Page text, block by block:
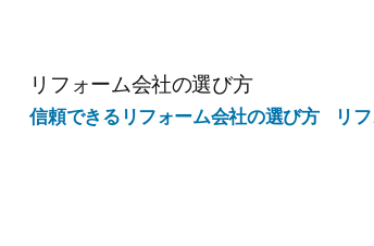
リフォーム会社の選び方
信頼できるリフォーム会社の選び方 リ